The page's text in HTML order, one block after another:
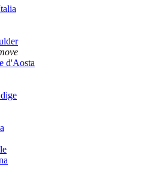
d'Aosta